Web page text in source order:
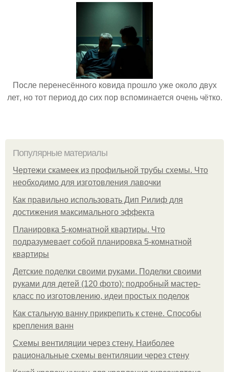
После перенесённого ковида прошло уже около двух
лет, но тот период до сих пор вспоминается очень чётко.
Популярные материалы
Чертежи скамеек из профильной трубы схемы. Что
необходимо для изготовления лавочки
Как правильно использовать Дип Рилиф для
достижения максимального эффекта
Планировка 5-комнатной квартиры. Что
подразумевает собой планировка 5-комнатной
квартиры
Детские поделки своими руками. Поделки своими
руками для детей (120 фото): подробный мастер-
класс по изготовлению, идеи простых поделок
Как стальную ванну прикрепить к стене. Способы
крепления ванн
Схемы вентиляции через стену. Наиболее
рациональные схемы вентиляции через стену